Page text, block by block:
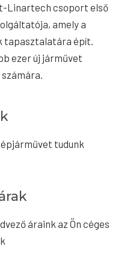
Linartech csoport első
amely a
tapasztalatára épít.
ezer új járművet
tudunk
áraink az Ön céges